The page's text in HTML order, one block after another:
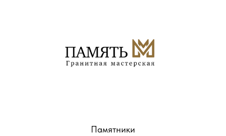
Памятники